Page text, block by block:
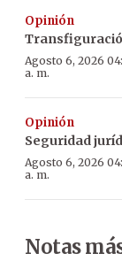
Opinión
Agosto 6, 2026
a. m.
Opinión
Seguridad
Agosto 6, 2026
a. m.
Notas